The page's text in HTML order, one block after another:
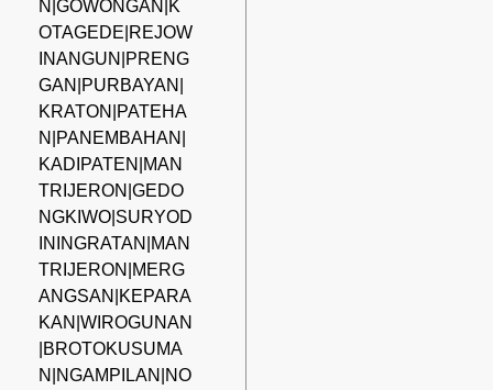
N|GOWONGAN|K
OTAGEDE|REJOW
INANGUN|PRENG
GAN|PURBAYAN|
KRATON|PATEHA
N|PANEMBAHAN|
KADIPATEN|MAN
TRIJERON|GEDO
NGKIWO|SURYOD
ININGRATAN|MAN
TRIJERON|MERG
ANGSAN|KEPARA
KAN|WIROGUNAN
|BROTOKUSUMA
N|NGAMPILAN|NO